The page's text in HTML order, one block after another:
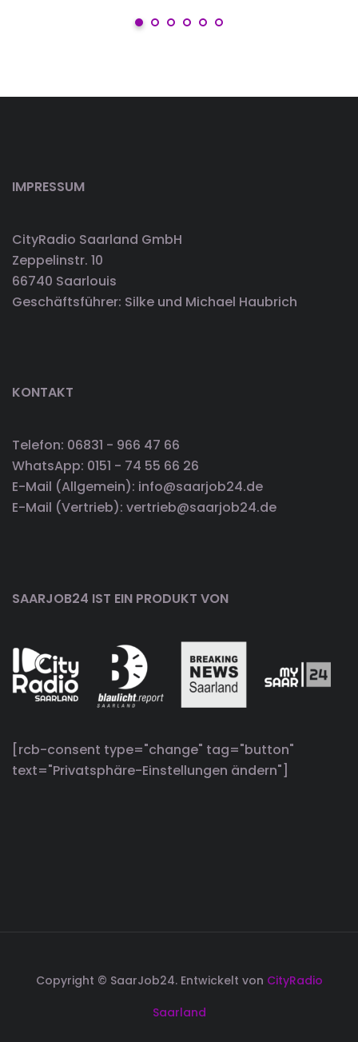
IMPRESSUM
CityRadio Saarland GmbH
Zeppelinstr. 10
66740 Saarlouis
Geschäftsführer: Silke und Michael Haubrich
KONTAKT
Telefon: 06831 - 966 47 66
WhatsApp: 0151 - 74 55 66 26
E-Mail (Allgemein): info@saarjob24.de
E-Mail (Vertrieb): vertrieb@saarjob24.de
SAARJOB24 IST EIN PRODUKT VON
[rcb-consent type="change" tag="button"
text="Privatsphäre-Einstellungen ändern"]
Copyright © SaarJob24. Entwickelt von CityRadio
Saarland